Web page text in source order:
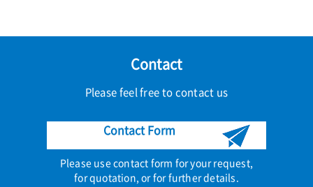
Contact
Please feel free to contact us
Contact Form
Please use contact form for your request,
for quotation, or for further details.